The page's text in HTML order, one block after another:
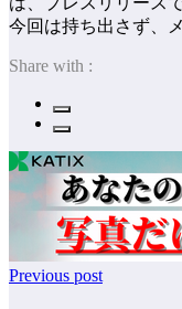
今回は持ち出さず、
Share with :
Previous post